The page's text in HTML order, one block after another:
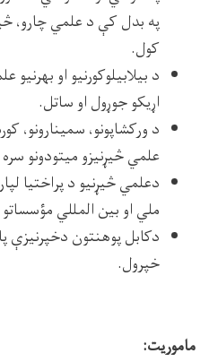
په بدل کې د علمي چارو،
کول.
د بیلابیلوکورنیو او
اړیکو جوړول او ساتل.
د ورکشاپونو، سمینارونو،
علمي څیړنیزو میتودونو
دعلمي څیړنیو د پراختیا
ملي او بین المللي
دکابل پوهنتون دخپرنیزې
خپرول.
ماموریت: